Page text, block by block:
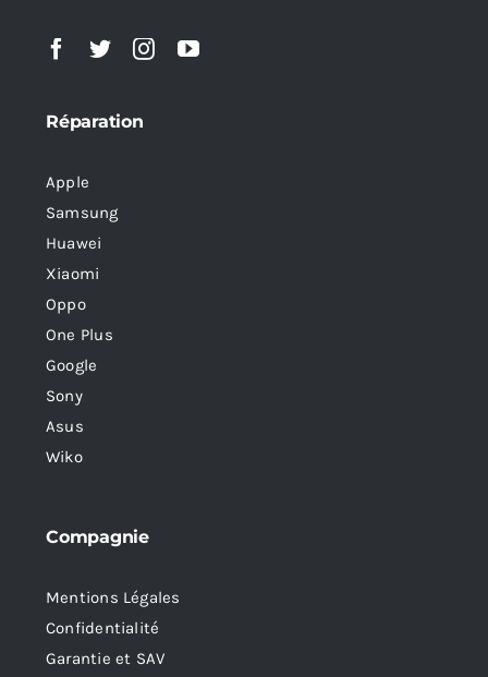
Réparation
Apple
Samsung
Huawei
Xiaomi
Oppo
One Plus
Google
Sony
Asus
Wiko
Compagnie
Mentions Légales
Confidentialité
Garantie et SAV